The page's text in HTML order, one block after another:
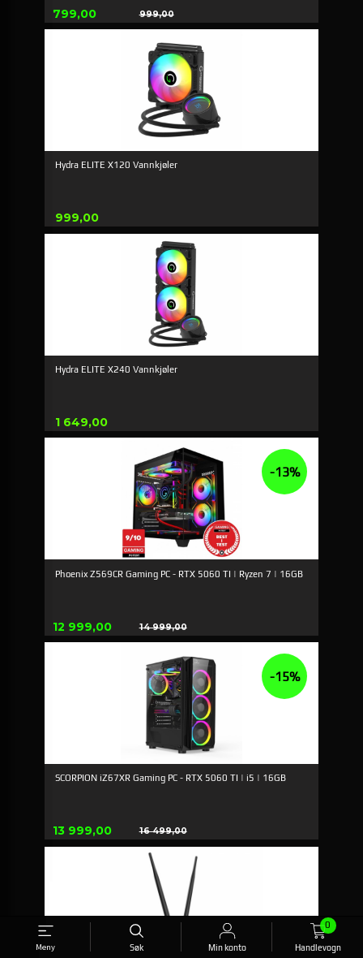
Meny Søk Min konto Handlevogn
0
Tilbud
799,00 999,00
Rabatt
Hydra ELITE X120 Vannkjøler
Pris
999,00
Hydra ELITE X240 Vannkjøler
Pris
1 649,00
Phoenix Z569CR Gaming PC - RTX 5060 TI | Ryzen 7 | 16GB
Tilbud
12 999,00 14 999,00
Rabatt
-13%
SCORPION iZ67XR Gaming PC - RTX 5060 TI | i5 | 16GB
Tilbud
13 999,00 16 499,00
Rabatt
-15%